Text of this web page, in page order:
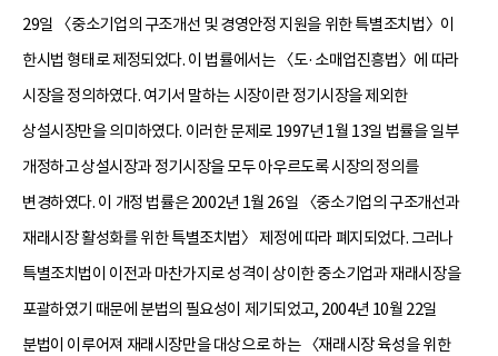
29일 〈중소기업의 구조개선 및 경영안정 지원을 위한 특별조치법〉이
한시법 형태로 제정되었다. 이 법률에서는 〈도·소매업진흥법〉에 따라
시장을 정의하였다. 여기서 말하는 시장이란 정기시장을 제외한
상설시장만을 의미하였다. 이러한 문제로 1997년 1월 13일 법률을 일부
개정하고 상설시장과 정기시장을 모두 아우르도록 시장의 정의를
변경하였다. 이 개정 법률은 2002년 1월 26일 〈중소기업의 구조개선과
재래시장 활성화를 위한 특별조치법〉 제정에 따라 폐지되었다. 그러나
특별조치법이 이전과 마찬가지로 성격이 상이한 중소기업과 재래시장을
포괄하였기 때문에 분법의 필요성이 제기되었고, 2004년 10월 22일
분법이 이루어져 재래시장만을 대상으로 하는 〈재래시장 육성을 위한